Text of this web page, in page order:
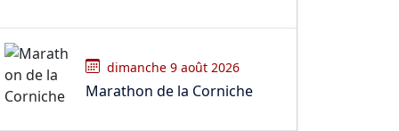
dimanche 9 août 2026
Marathon de la Corniche